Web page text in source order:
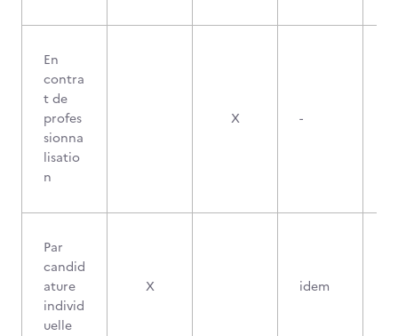
En
contra
t de
profes
sionna
lisatio
n
X -
Par
candid
ature
individ
uelle
X idem